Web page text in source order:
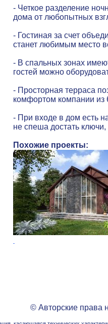
- Четкое разделение
дома от любопытных
- Гостиная за счет
станет любимым место
- В спальных зонах
гостей можно
- Просторная терраса
комфортом компании из
- При входе в дом есть
не спеша достать
Похожие проекты:
© Авторские права